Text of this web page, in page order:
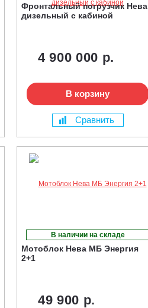
Фронтальный погрузчик Нева
дизельный с кабиной
4 900 000 р.
В корзину
Сравнить
В наличии на складе
Мотоблок Нева МБ Энергия
2+1
49 900 р.